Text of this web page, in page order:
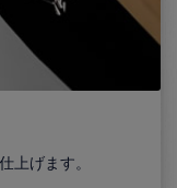
上げます。